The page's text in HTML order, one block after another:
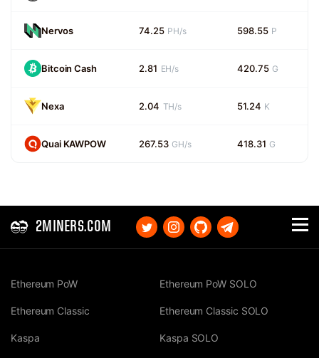
Nervos 74.25 PH/s 598.55 P
Bitcoin Cash 2.81 EH/s 420.75 G
Nexa 2.04 TH/s 51.24 K
Quai KAWPOW 267.53 GH/s 418.31 G
2MINERS.COM
Ethereum PoW
Ethereum Classic
Kaspa
Ethereum PoW SOLO
Ethereum Classic SOLO
Kaspa SOLO